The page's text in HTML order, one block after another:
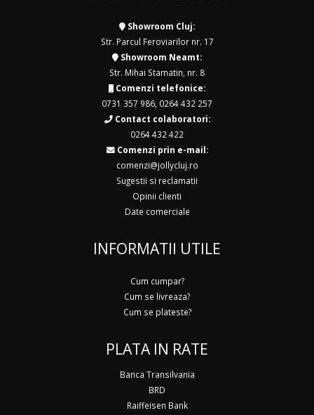
Showroom Cluj:
Str. Parcul Feroviarilor nr. 17
Showroom Neamt:
Str. Mihai Stamatin, nr. 8
Comenzi telefonice:
0731 357 986 0264 432 257
Contact colaboratori:
0264 432 422
Comenzi prin e-mail:
comenzi@jollycluj.ro
Sugestii si reclamatii
Opinii clienti
Date comerciale
INFORMATII UTILE
Cum cumpar?
Cum se livreaza?
Cum se plateste?
PLATA IN RATE
Banca Transilvania
BRD
Raiffeisen Bank